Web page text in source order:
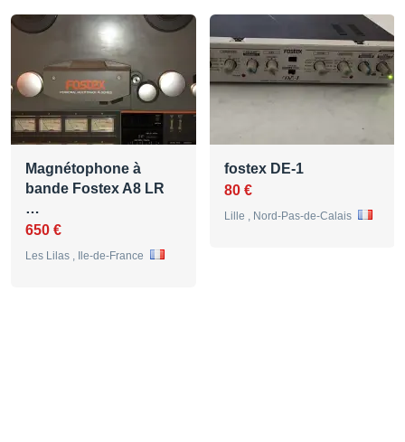
Magnétophone à
bande Fostex A8 LR
…
650 €
Les Lilas , Ile-de-France
fostex DE-1
80 €
Lille , Nord-Pas-de-Calais